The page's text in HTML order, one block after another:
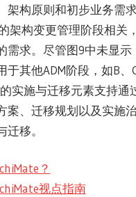
架构原则和初步业务需
的架构变更管理阶段相关
需求。尽管图9中未显
于其他ADM阶段，如B、
实施与迁移元素支持通
案、迁移规划以及实施
移。
？
视点指南